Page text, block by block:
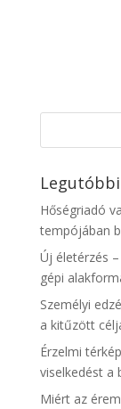
Hőségriadó
tempójában
Új életérzés
gépi
Személyi
a kitűzött
Érzelmi
viselkedést a
Miért az